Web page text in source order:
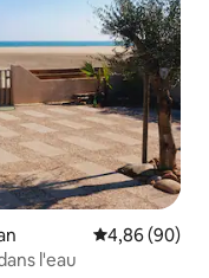
Évaluation
4,86 (90)
l'eau